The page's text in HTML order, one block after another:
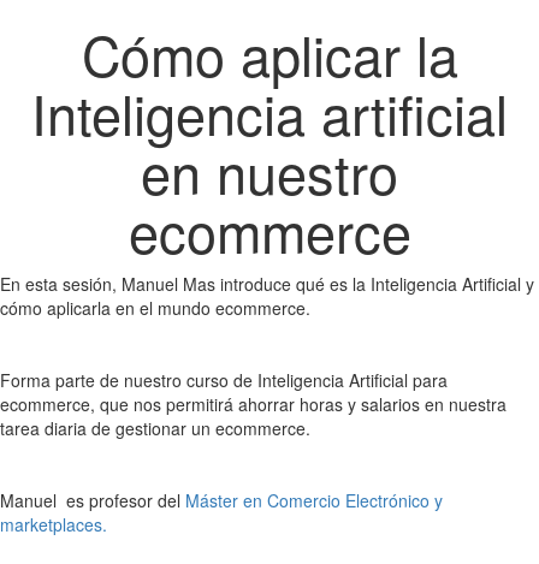
Cómo aplicar la
Inteligencia artificial
en nuestro
ecommerce
En esta sesión, Manuel Mas introduce qué es la Inteligencia Artificial y
cómo aplicarla en el mundo ecommerce.
Forma parte de nuestro curso de Inteligencia Artificial para
ecommerce, que nos permitirá ahorrar horas y salarios en nuestra
tarea diaria de gestionar un ecommerce.
Manuel es profesor del Máster en Comercio Electrónico y
marketplaces.